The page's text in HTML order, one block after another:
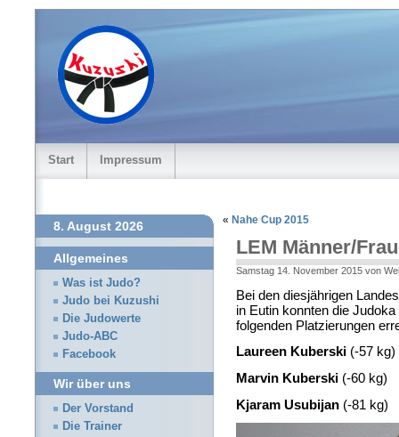
Start Impressum
« Nahe Cup 2015
LEM Männer/
Samstag 14. November 2015 von
Bei den diesjährigen
in Eutin konnten die
folgenden Platzierungen
Laureen Kuberski (-57
Marvin Kuberski (-60
Kjaram Usubijan (-81 kg)
8. August 2026
Allgemeines
Was ist Judo?
Judo bei Kuzushi
Die Judowerte
Judo-ABC
Facebook
Wir über uns
Der Vorstand
Die Trainer